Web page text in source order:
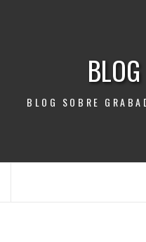
BLOG SOBRE